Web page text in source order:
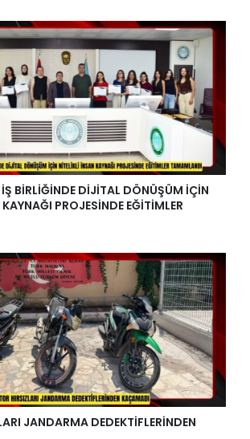
BİRLİĞİNDE DİJİTAL DÖNÜŞÜM İÇİN
KAYNAĞI PROJESİNDE EĞİTİMLER